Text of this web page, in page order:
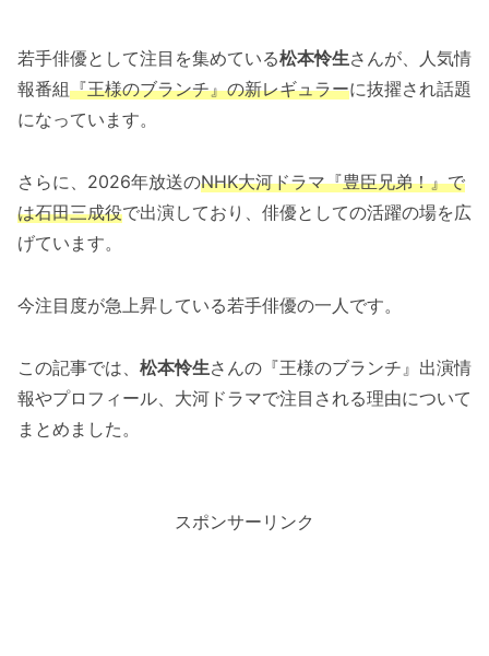
若手俳優として注目を集めている松本怜生さんが、人気情
報番組『王様のブランチ』の新レギュラーに抜擢され話題
になっています。
さらに、2026年放送のNHK大河ドラマ『豊臣兄弟！』で
は石田三成役で出演しており、俳優としての活躍の場を広
げています。
今注目度が急上昇している若手俳優の一人です。
この記事では、 松本怜生さんの『王様のブランチ』出演情
報やプロフィール、大河ドラマで注目される理由について
まとめました。
スポンサーリンク